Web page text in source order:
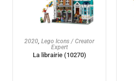
2020 Lego Icons / Creator
Expert
La librairie (10270)